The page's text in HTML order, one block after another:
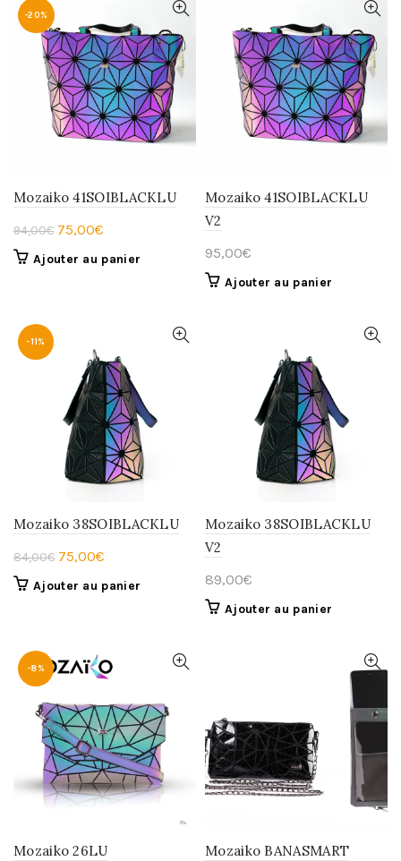
-20%
Mozaiko 41SOIBLACKLU
94,00€ Le
prix
75,00€
prix
Ajouter au panier
Mozaiko 41SOIBLACKLU
V2
95,00€
Ajouter au panier
-11%
Mozaiko 38SOIBLACKLU
84,00€ Le
prix
75,00€
prix
Ajouter au panier
Mozaiko 38SOIBLACKLU
V2
89,00€
Ajouter au panier
-8%
Mozaiko 26LU
Mozaiko BANASMART